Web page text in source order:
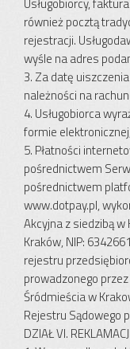
również pocztą
rejestracji.
wyśle na adres
3. Za datę
należności na
4. Usługobiorca
formie
5. Płatności
pośrednictwem
pośrednictwem
www.dotpay.pl,
Akcyjna z siedzibą
Kraków, NIP:
rejestru
prowadzonego
Śródmieścia w
Rejestru Sądowego
DZIAŁ VI.